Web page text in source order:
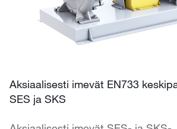
Aksiaalisesti imevät EN733
SES ja SKS